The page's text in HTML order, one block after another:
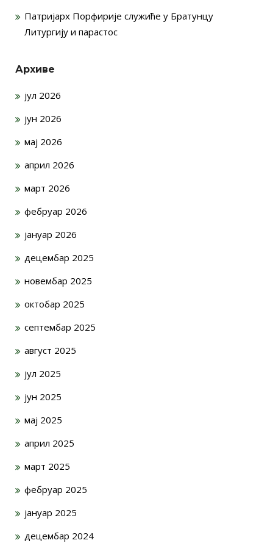
Патријарх Порфирије служиће у Братунцу
Литургију и парастос
Архиве
јул 2026
јун 2026
мај 2026
април 2026
март 2026
фебруар 2026
јануар 2026
децембар 2025
новембар 2025
октобар 2025
септембар 2025
август 2025
јул 2025
јун 2025
мај 2025
април 2025
март 2025
фебруар 2025
јануар 2025
децембар 2024